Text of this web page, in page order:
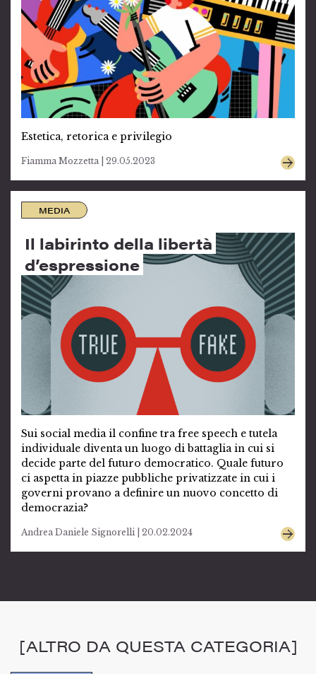
Estetica, retorica e privilegio
Fiamma Mozzetta | 29.05.2023
MEDIA
Il labirinto della libertà
d’espressione
Sui social media il confine tra free speech e tutela
individuale diventa un luogo di battaglia in cui si
decide parte del futuro democratico. Quale futuro
ci aspetta in piazze pubbliche privatizzate in cui i
governi provano a definire un nuovo concetto di
democrazia?
Andrea Daniele Signorelli | 20.02.2024
[ALTRO DA QUESTA CATEGORIA]